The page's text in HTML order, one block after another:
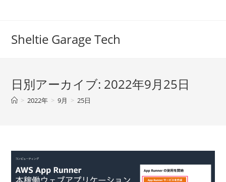
Sheltie Garage Tech
日別アーカイブ: 2022年9月25日
> 2022年 > 9月 > 25日